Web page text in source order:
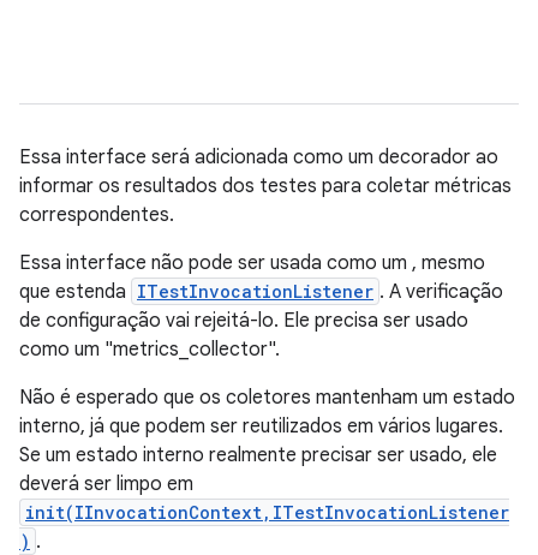
Essa interface será adicionada como um decorador ao
informar os resultados dos testes para coletar métricas
correspondentes.
Essa interface não pode ser usada como um , mesmo
que estenda ITestInvocationListener . A verificação
de configuração vai rejeitá-lo. Ele precisa ser usado
como um "metrics_collector".
Não é esperado que os coletores mantenham um estado
interno, já que podem ser reutilizados em vários lugares.
Se um estado interno realmente precisar ser usado, ele
deverá ser limpo em
init(IInvocationContext,ITestInvocationListener
) .